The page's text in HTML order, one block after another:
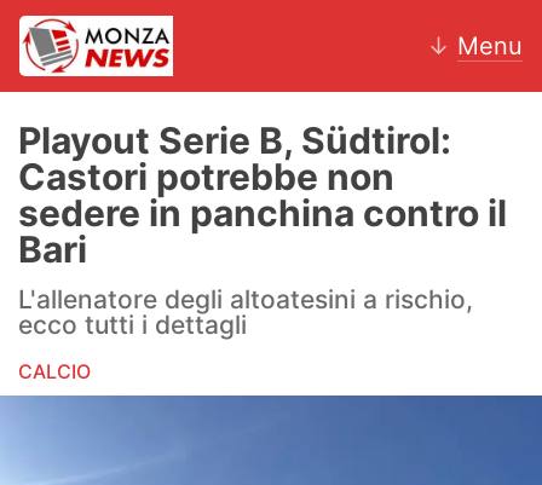
↓ Menu
News
AC Monza
Calcio
Motori
Hockey
Playout Serie B, Südtirol:
Castori potrebbe non
sedere in panchina contro il
Bari
L'allenatore degli altoatesini a rischio,
ecco tutti i dettagli
CALCIO